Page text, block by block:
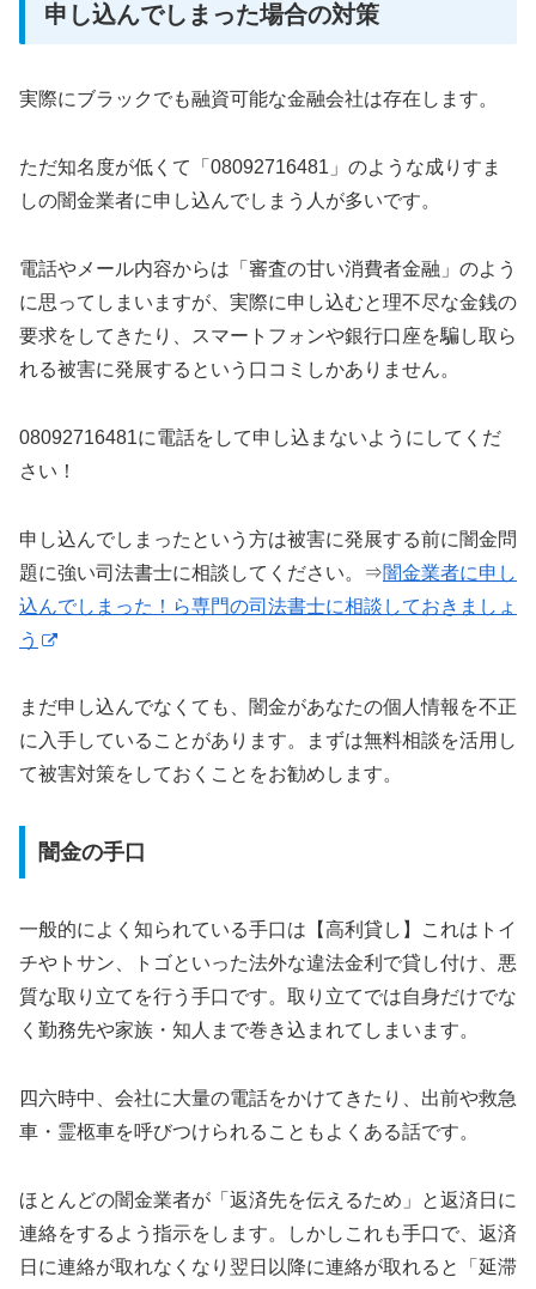
申し込んでしまった場合の対策
実際にブラックでも融資可能な金融会社は存在します。
ただ知名度が低くて「08092716481」のような成りすま
しの闇金業者に申し込んでしまう人が多いです。
電話やメール内容からは「審査の甘い消費者金融」のよう
に思ってしまいますが、実際に申し込むと理不尽な金銭の
要求をしてきたり、スマートフォンや銀行口座を騙し取ら
れる被害に発展するという口コミしかありません。
08092716481に電話をして申し込まないようにしてくだ
さい！
申し込んでしまったという方は被害に発展する前に闇金問
題に強い司法書士に相談してください。⇒闇金業者に申し
込んでしまった！ら専門の司法書士に相談しておきましょ
う
まだ申し込んでなくても、闇金があなたの個人情報を不正
に入手していることがあります。まずは無料相談を活用し
て被害対策をしておくことをお勧めします。
闇金の手口
一般的によく知られている手口は【高利貸し】これはトイ
チやトサン、トゴといった法外な違法金利で貸し付け、悪
質な取り立てを行う手口です。取り立てでは自身だけでな
く勤務先や家族・知人まで巻き込まれてしまいます。
四六時中、会社に大量の電話をかけてきたり、出前や救急
車・霊柩車を呼びつけられることもよくある話です。
ほとんどの闇金業者が「返済先を伝えるため」と返済日に
連絡をするよう指示をします。しかしこれも手口で、返済
日に連絡が取れなくなり翌日以降に連絡が取れると「延滞